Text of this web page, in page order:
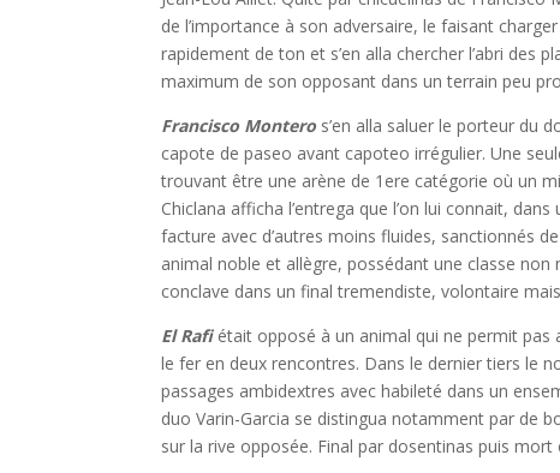
de l’importance à son adversaire, le faisant
rapidement de ton et s’en alla chercher l’abri des
maximum de son opposant dans un terrain peu
Francisco Montero s’en alla saluer le porteur du
capote de paseo avant capoteo irrégulier. Une
trouvant être une arène de 1ere catégorie où un
Chiclana afficha l’entrega que l’on lui connait,
facture avec d’autres moins fluides, sanctionnés
animal noble et allègre, possédant une classe non
conclave dans un final tremendiste, volontaire
El Rafiétait opposé à un animal qui ne permit pas
le fer en deux rencontres. Dans le dernier tiers le
passages ambidextres avec habileté dans un
duo Varin-Garcia se distingua notamment par de
sur la rive opposée. Final par dosentinas puis